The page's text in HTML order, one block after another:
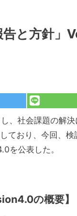
告と方針
、社会課題の解決
ており、今回、検
を公表した。
の概要】